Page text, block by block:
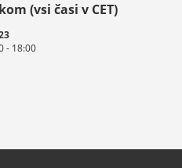
Italien (Deutsch)
(vsi časi v CET)
- 18:00